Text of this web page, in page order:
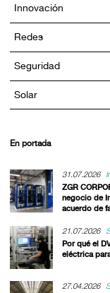
Innovación
Redes
Seguridad
Solar
En portada
31.07.2026
ZGR
negocio de
acuerdo de
21.07.2026
Por qué el
eléctrica
27.04.2026